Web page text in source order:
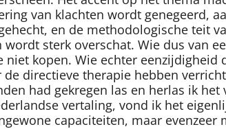
van klachten wordt genegeerd,
en de methodologische teit
sterk overschat. Wie dus van
kopen. Wie echter eenzijdigheid
directieve therapie hebben
had gekregen las en herlas ik
vertaling, vond ik het
capaciteiten, maar